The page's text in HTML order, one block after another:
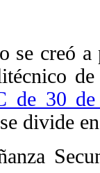
se creó
de
de 30
se divide